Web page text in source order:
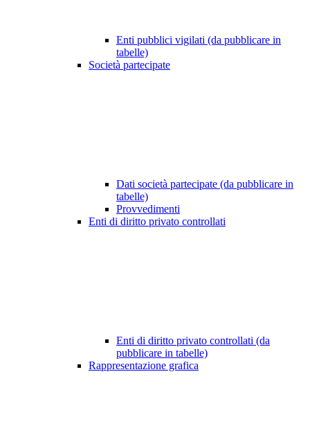
Enti pubblici vigilati (da pubblicare in
tabelle)
Società partecipate
Dati società partecipate (da pubblicare in
tabelle)
Provvedimenti
Enti di diritto privato controllati
Enti di diritto privato controllati (da
pubblicare in tabelle)
Rappresentazione grafica